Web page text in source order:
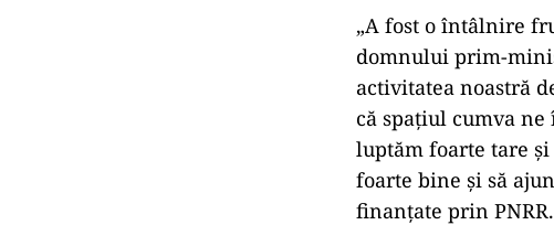
„A fost o întâlnire
domnului prim-
activitatea noastră
că spaţiul cumva ne
luptăm foarte tare şi
foarte bine şi să
finanţate prin